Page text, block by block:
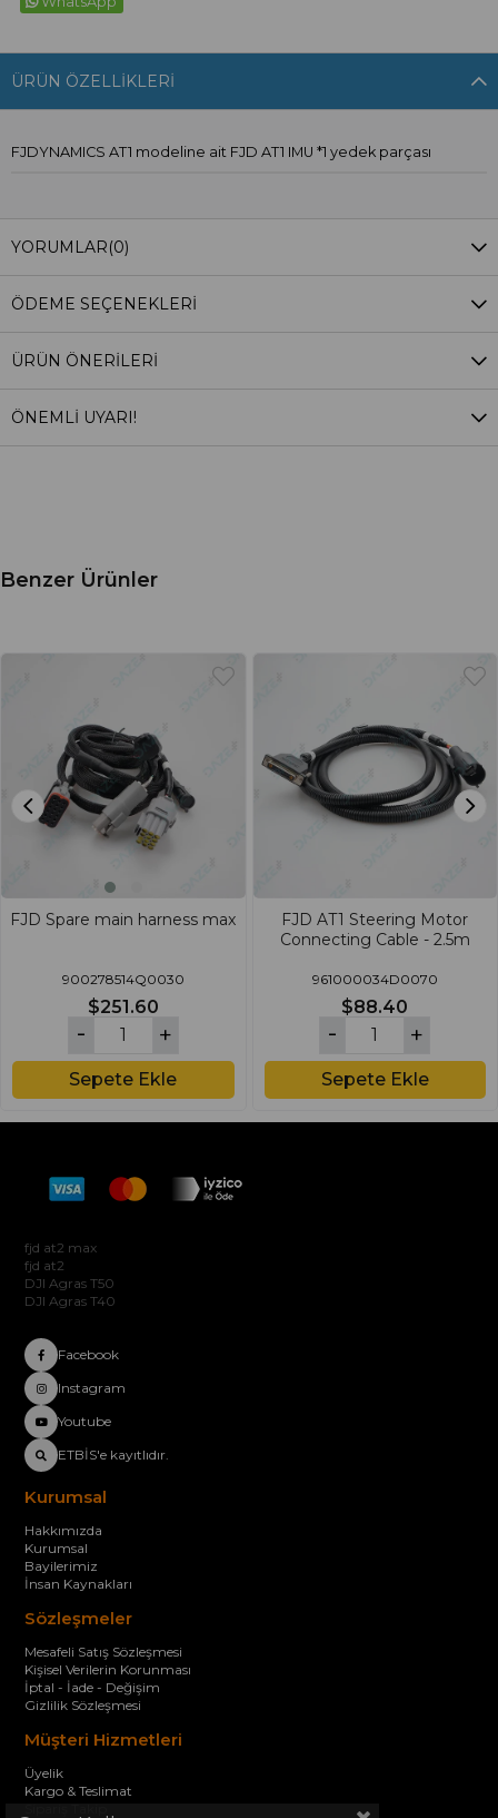
ÜRÜN ÖZELLIKLERI
FJDYNAMICS AT1 modeline ait FJD AT1 IMU *1 yedek parçası
YORUMLAR(0)
ÖDEME SEÇENEKLERI
ÜRÜN ÖNERILERI
ÖNEMLİ UYARI!
Benzer Ürünler
FJD Spare main harness max
900278514Q0030
$251.60
Sepete Ekle
FJD AT1 Steering Motor
Connecting Cable - 2.5m
961000034D0070
$88.40
Sepete Ekle
fjd at2 max
fjd at2
DJI Agras T50
DJI Agras T40
Facebook
Instagram
Youtube
ETBİS'e kayıtlıdır.
Kurumsal
Hakkımızda
Kurumsal
Bayilerimiz
İnsan Kaynakları
Sözleşmeler
Mesafeli Satış Sözleşmesi
Kişisel Verilerin Korunması
İptal - İade - Değişim
Gizlilik Sözleşmesi
Müşteri Hizmetleri
Üyelik
Kargo & Teslimat
Sipariş Takip